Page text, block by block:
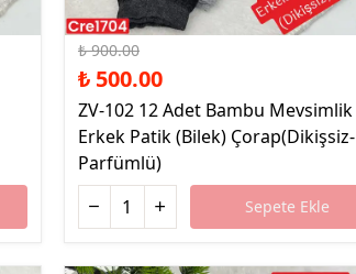
%44 İndirim
₺ 900.00
₺ 500.00
ZV-102 12 Adet Bambu Mevsimlik
Erkek Patik (Bilek) Çorap(Dikişsiz-
Parfümlü)
Sepete Ekle